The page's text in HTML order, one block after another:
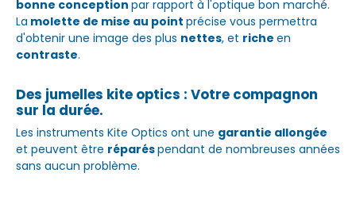
bonne conception par rapport à l'optique bon marché.
La molette de mise au point précise vous permettra
d'obtenir une image des plus nettes, et riche en
contraste.
Des jumelles kite optics : Votre compagnon
sur la durée.
Les instruments Kite Optics ont une garantie allongée
et peuvent être réparéspendant de nombreuses années
sans aucun problème.